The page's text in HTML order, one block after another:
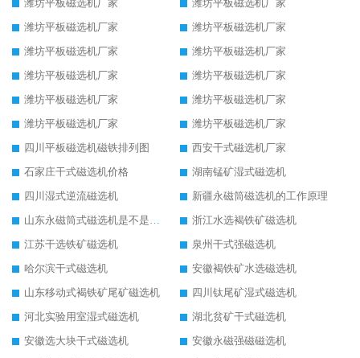
潍坊平板磁选机厂家
潍坊平板磁选机厂家
潍坊平板磁选机厂家
潍坊平板磁选机厂家
潍坊平板磁选机厂家
潍坊平板磁选机厂家
潍坊平板磁选机厂家
潍坊平板磁选机厂家
潍坊平板磁选机厂家
潍坊平板磁选机厂家
潍坊平板磁选机厂家
潍坊平板磁选机厂家
四川平板磁选机磁铁排列图
西安干式磁选机厂家
石家庄干式磁选机价格
湖南锰矿湿式磁选机
四川湿式逆流磁选机
新疆永磁筒磁选机的工作原理
山东永磁筒式磁选机是不是强磁
浙江水选褐铁矿磁选机
江苏干选铁矿磁选机
泉州干式强磁选机
哈尔滨干式磁选机
安徽褐铁矿水选磁选机
山东移动式褐铁矿尾矿磁选机
四川钛尾矿湿式磁选机
河北实验用室湿式磁选机
湖北贫矿干式磁选机
安徽选大块干式磁选机
安徽永磁强磁磁选机